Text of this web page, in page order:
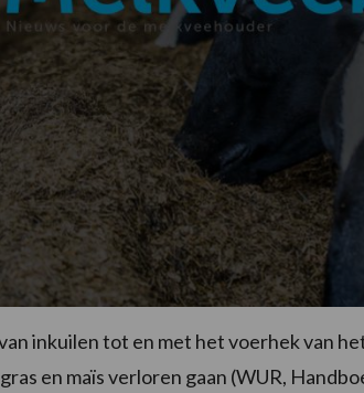
inkuilen tot en met het voerhek van
en maïs verloren gaan (WUR,